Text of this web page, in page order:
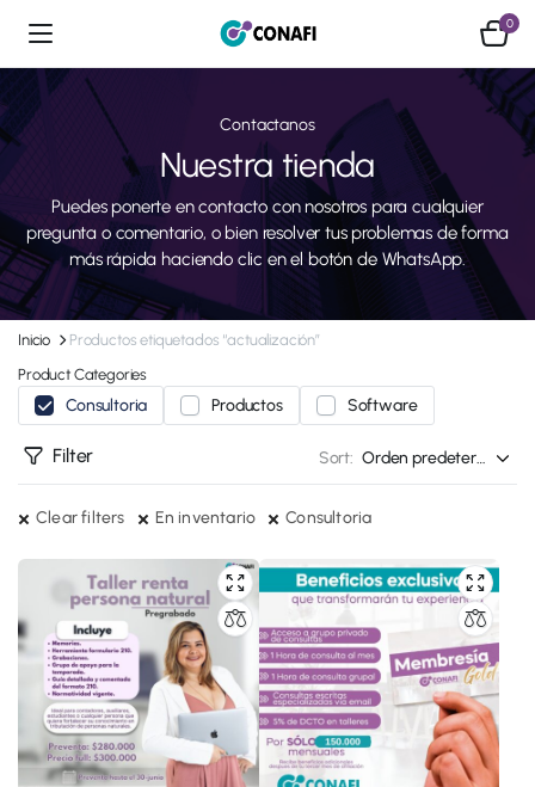
0
Contactanos
Nuestra tienda
Puedes ponerte en contacto con nosotros para cualquier
pregunta o comentario, o bien resolver tus problemas de forma
más rápida haciendo clic en el botón de WhatsApp.
Inicio
Productos etiquetados “actualización”
Product Categories
Consultoria Productos Software
Filter Sort:
Clear filters En inventario Consultoria